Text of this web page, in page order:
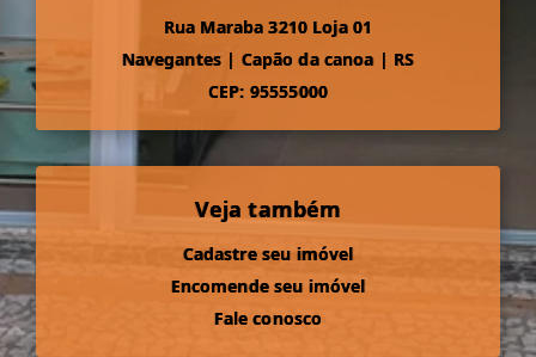
Rua Maraba 3210 Loja 01
Navegantes | Capão da canoa | RS
CEP: 95555000
Veja também
Cadastre seu imóvel
Encomende seu imóvel
Fale conosco